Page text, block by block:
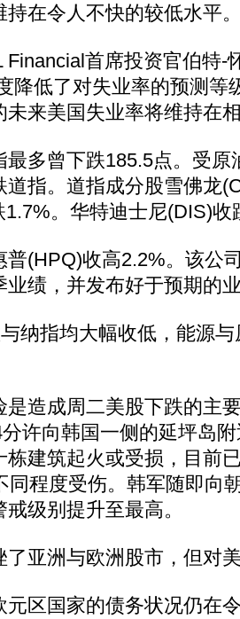
持在令人不快的较低水平
首席投资官伯特-
降低了对失业率的预测等
来美国失业率将维持在
曾下跌185.5点。受原
道指。道指成分股雪佛龙
。华特迪士尼(DIS)收
收高2.2%。该公
业绩，并发布好于预期的
指均大幅收低，能源与
成周二美股下跌的主
许向韩国一侧的延坪岛
栋建筑起火或受损，目前
同程度受伤。韩军随即向
级别提升至最高。
亚洲与欧洲股市，但对
国家的债务状况仍在